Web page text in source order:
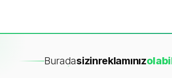
Buradasizinreklamınızola